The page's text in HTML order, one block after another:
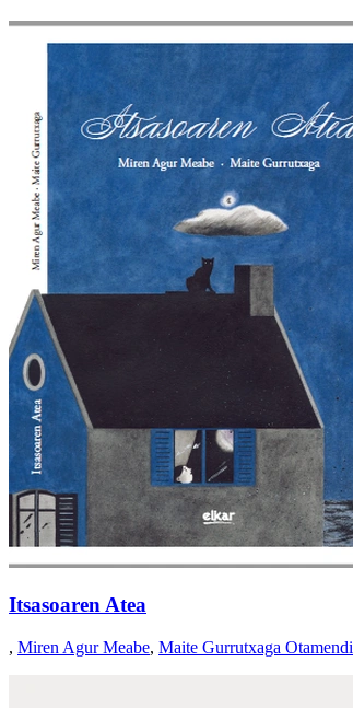
Itsasoaren Atea
, Miren Agur Meabe, Maite Gurrutxaga Otamendi